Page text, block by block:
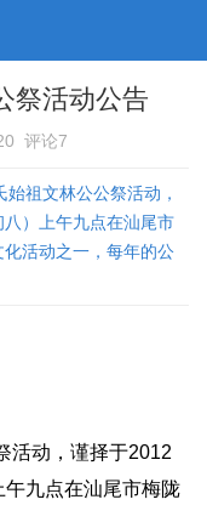
祭活动公告
评论7
祖文林公公祭活动，
）上午九点在汕尾市
活动之一，每年的公
活动，谨择于2012
九点在汕尾市梅陇